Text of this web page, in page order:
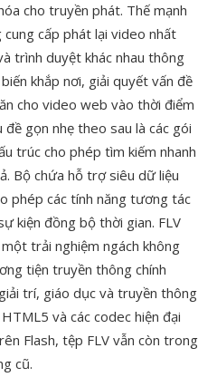
cho truyền phát. Thế mạnh
cung cấp phát lại video nhất
trình duyệt khác nhau thông
khắp nơi, giải quyết vấn đề
cho video web vào thời điểm
gọn nhẹ theo sau là các gói
trúc cho phép tìm kiếm nhanh
Bộ chứa hỗ trợ siêu dữ liệu
phép các tính năng tương tác
kiện đồng bộ thời gian. FLV
trải nghiệm ngách không
tiện truyền thông chính
trí, giáo dục và truyền thông
và các codec hiện đại
Flash, tệp FLV vẫn còn trong
cũ.